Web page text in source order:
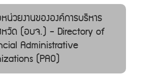
น่วยงานขององค์การบริหาร
หวัด (อบจ.) - Directory of
Administrative
(PAO)